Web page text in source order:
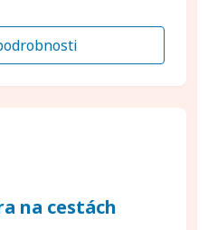
na cestách